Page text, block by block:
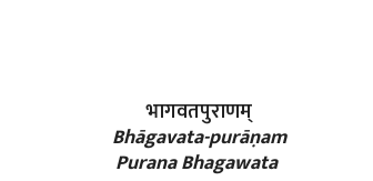
भागवतपुराणम्
Bhāgavata-purāṇam
Purana Bhagawata